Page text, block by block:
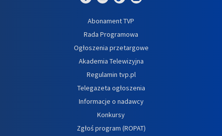
Abonament TVP
Rada Programowa
Ogłoszenia przetargowe
Akademia Telewizyjna
Regulamin tvp.pl
Telegazeta ogłoszenia
Informacje o nadawcy
Konkursy
Zgłoś program (ROPAT)